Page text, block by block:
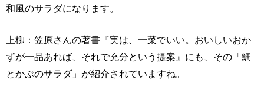
和風のサラダになります。
上柳：笠原さんの著書『実は、一菜でいい。おいしいおか
ずが一品あれば、それで充分という提案』にも、その「鯛
とかぶのサラダ」が紹介されていますね。